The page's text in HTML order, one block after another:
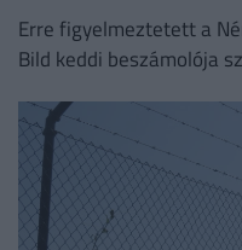
Erre figyelmeztetett a
Bild keddi beszámolója